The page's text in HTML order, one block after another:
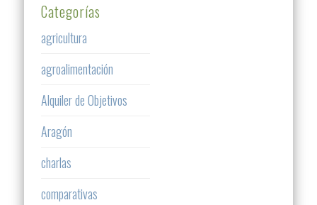
Categorías
agricultura
agroalimentación
Alquiler de Objetivos
Aragón
charlas
comparativas